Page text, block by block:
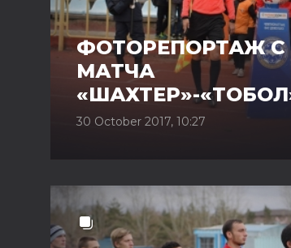
ФОТОРЕПОРТАЖ С
МАТЧА
«ШАХТЕР»-
30 October 2017, 10:27